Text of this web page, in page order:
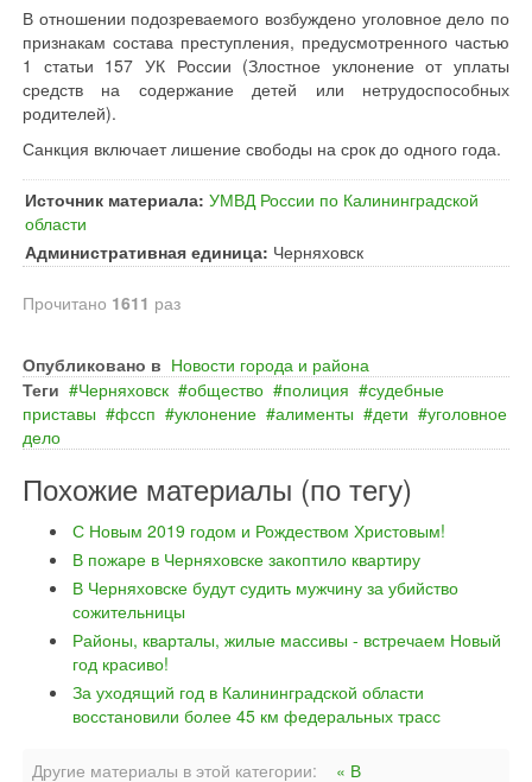
В отношении подозреваемого возбуждено уголовное дело по
признакам состава преступления, предусмотренного частью
1 статьи 157 УК России (Злостное уклонение от уплаты
средств на содержание детей или нетрудоспособных
родителей).
Санкция включает лишение свободы на срок до одного года.
Источник материала: УМВД России по Калининградской
области
Административная единица: Черняховск
Прочитано 1611 раз
Опубликовано в Новости города и района
Теги
Черняховск общество полиция
судебные
приставы
фссп уклонение алименты дети
уголовное
дело
Похожие материалы (по тегу)
С Новым 2019 годом и Рождеством Христовым!
В пожаре в Черняховске закоптило квартиру
В Черняховске будут судить мужчину за убийство
сожительницы
Районы, кварталы, жилые массивы - встречаем Новый
год красиво!
За уходящий год в Калининградской области
восстановили более 45 км федеральных трасс
Другие материалы в этой категории:
« В